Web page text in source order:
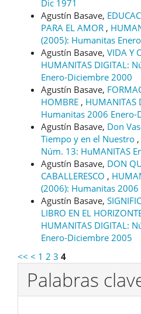
Dic 1971
Agustín Basave,
PARA EL AMOR ,
(2005): Humanitas
Agustín Basave, VIDA Y
HUMANITAS DIGITAL:
Enero-Diciembre 2000
Agustín Basave,
HOMBRE , HUMANITAS
Humanitas 2006 Enero-
Agustín Basave, Don
Tiempo y en el Nuestro ,
Núm. 13: HuMANITAS
Agustín Basave, DON
CABALLERESCO ,
(2006): Humanitas
Agustín Basave,
LIBRO EN EL
HUMANITAS DIGITAL:
Enero-Diciembre 2005
<< < 1 2 3 4
Palabras